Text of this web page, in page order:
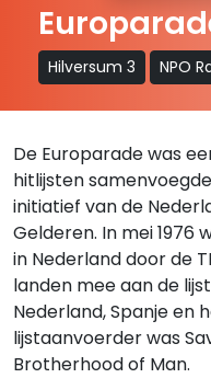
Hilversum 3 NPO
De Europarade was
hitlijsten
initiatief van de
Gelderen. In mei 1976
in Nederland door de
landen mee aan de
Nederland, Spanje en
lijstaanvoerder was
Brotherhood of Man.